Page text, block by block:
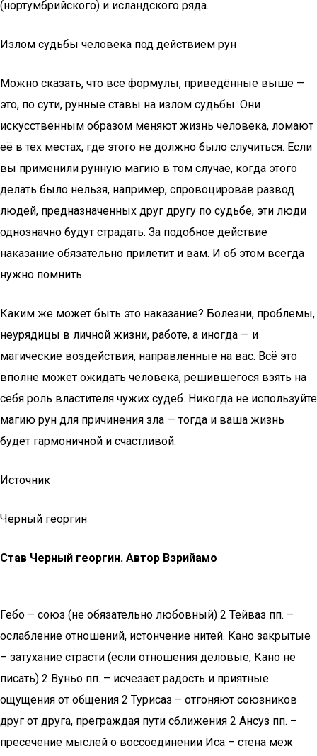
(нортумбрийского) и исландского ряда.
Излом судьбы человека под действием рун
Можно сказать, что все формулы, приведённые выше —
это, по сути, рунные ставы на излом судьбы. Они
искусственным образом меняют жизнь человека, ломают
её в тех местах, где этого не должно было случиться. Если
вы применили рунную магию в том случае, когда этого
делать было нельзя, например, спровоцировав развод
людей, предназначенных друг другу по судьбе, эти люди
однозначно будут страдать. За подобное действие
наказание обязательно прилетит и вам. И об этом всегда
нужно помнить.
Каким же может быть это наказание? Болезни, проблемы,
неурядицы в личной жизни, работе, а иногда — и
магические воздействия, направленные на вас. Всё это
вполне может ожидать человека, решившегося взять на
себя роль властителя чужих судеб. Никогда не используйте
магию рун для причинения зла — тогда и ваша жизнь
будет гармоничной и счастливой.
Источник
Черный георгин
Став Черный георгин. Автор Вэрийамо
Гебо – союз (не обязательно любовный) 2 Тейваз пп. –
ослабление отношений, истончение нитей. Кано закрытые
– затухание страсти (если отношения деловые, Кано не
писать) 2 Вуньо пп. – исчезает радость и приятные
ощущения от общения 2 Турисаз – отгоняют союзников
друг от друга, преграждая пути сближения 2 Ансуз пп. –
пресечение мыслей о воссоединении Иса – стена меж